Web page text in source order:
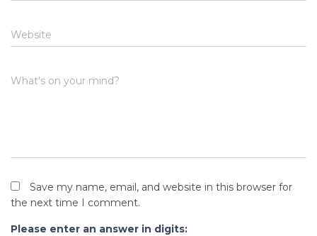
Website
What's on your mind?
Save my name, email, and website in this browser for
the next time I comment.
Please enter an answer in digits: